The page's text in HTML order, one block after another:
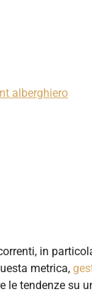
alberghiero
in
metrica,
le tendenze su